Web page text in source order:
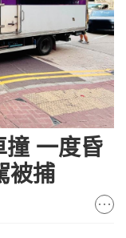
撞 一度昏
被捕